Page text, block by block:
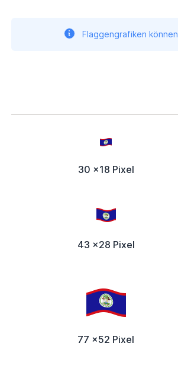
Flaggengrafiken
30 x18 Pixel
43 x28 Pixel
77 x52 Pixel